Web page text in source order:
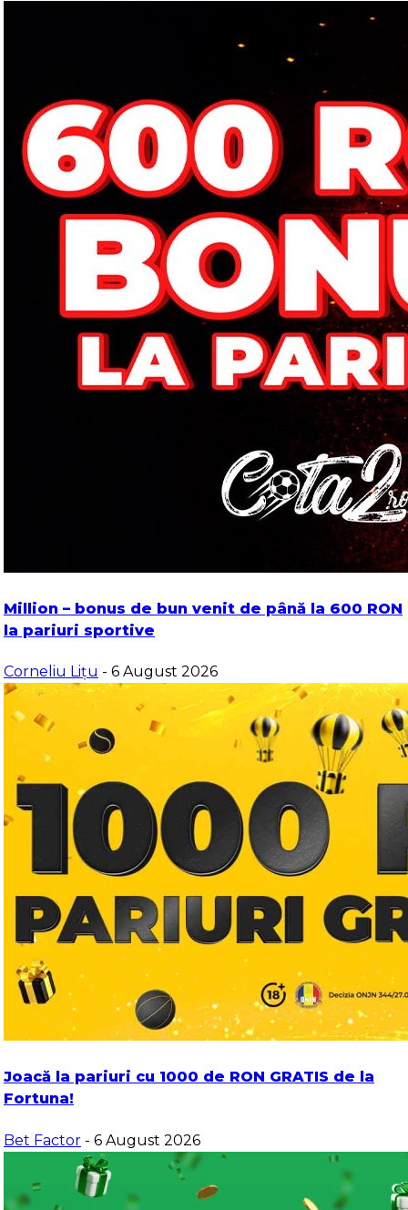
Million – bonus de bun venit de până la 600 RON
la pariuri sportive
Corneliu Lițu - 6 August 2026
Joacă la pariuri cu 1000 de RON GRATIS de la
Fortuna!
Bet Factor - 6 August 2026